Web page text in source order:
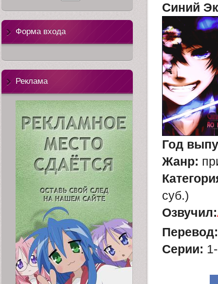
Синий
Год
Жанр:
Категор
суб.)
Озвучил:
Перевод:
Серии:
Форма входа
Реклама